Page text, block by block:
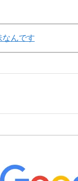
なんです